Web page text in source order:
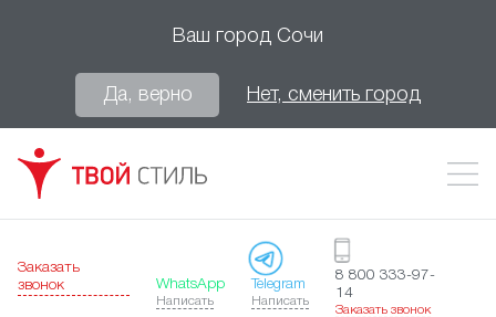
Ваш город Сочи
Да, верно Нет, сменить город
Заказать
звонок
WhatsApp
Написать
Telegram
Написать
8 800 333-97-
14
Заказать звонок